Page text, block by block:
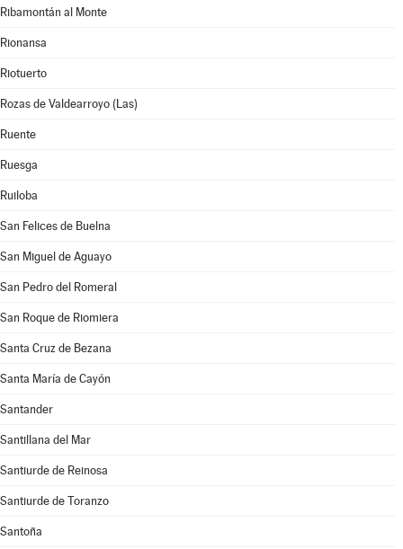
Ribamontán al Monte
Rionansa
Riotuerto
Rozas de Valdearroyo (Las)
Ruente
Ruesga
Ruiloba
San Felices de Buelna
San Miguel de Aguayo
San Pedro del Romeral
San Roque de Riomiera
Santa Cruz de Bezana
Santa María de Cayón
Santander
Santillana del Mar
Santiurde de Reinosa
Santiurde de Toranzo
Santoña